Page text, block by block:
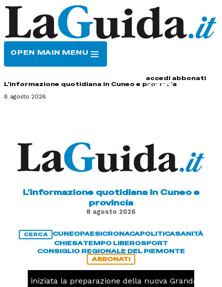
OPEN MAIN MENU
accedi abbonati
L'informazione quotidiana in Cuneo e provincia
8 agosto 2026
L'informazione quotidiana in Cuneo e
provincia
8 agosto 2026
CERCA CUNEOPAESICRONACAPOLITICASANITÀ
CHIESATEMPO LIBEROSPORT
CONSIGLIO REGIONALE DEL PIEMONTE
ABBONATI
iniziata la preparazione della nuova Granda Volley